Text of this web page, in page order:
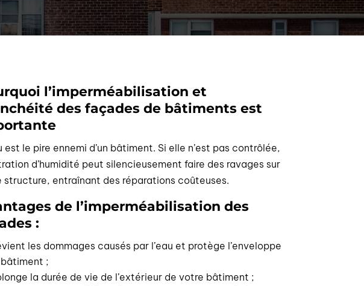
l’imperméabilisation et
des façades de bâtiments est
est le pire ennemi d’un bâtiment. Si elle n’est pas contrôlée,
d’humidité peut silencieusement faire des ravages sur
structure, entraînant des réparations coûteuses.
de l’imperméabilisation des
:
les dommages causés par l’eau et protège l’enveloppe
;
la durée de vie de l’extérieur de votre bâtiment ;